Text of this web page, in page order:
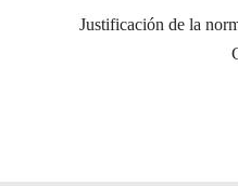
Justificación de la